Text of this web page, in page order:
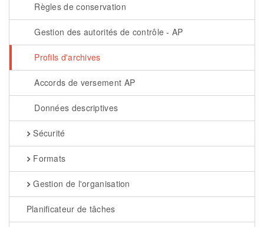
Règles de conservation
Gestion des autorités de contrôle - AP
Profils d'archives
Accords de versement AP
Données descriptives
Sécurité
Formats
Gestion de l'organisation
Planificateur de tâches